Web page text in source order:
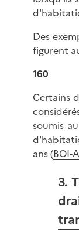
Des
figurent
160
Certains
soumis
ans (BOI-
3.